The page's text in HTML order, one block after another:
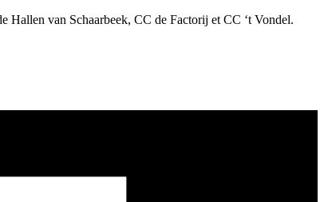
van Schaarbeek, CC de Factorij et CC ‘t Vondel.